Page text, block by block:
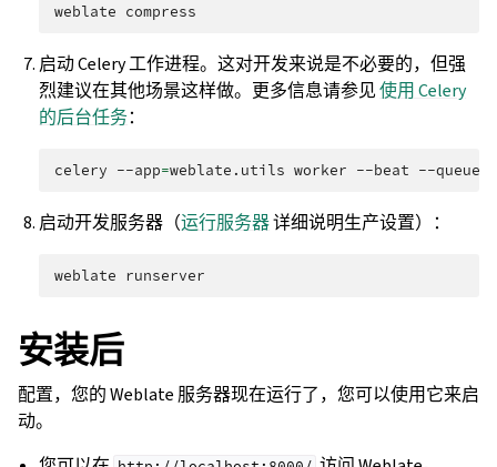
weblate
启动 Celery 工作进程。这对开发来说是不必要的，但强
烈建议在其他场景这样做。更多信息请参见使用 Celery
的后台任务：
celery --app=weblate.utils worker --beat --queues
启动开发服务器（运行服务器详细说明生产设置）：
weblate
安装后
配置，您的 Weblate 服务器现在运行了，您可以使用它来启
动。